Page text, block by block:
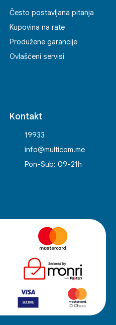
Često postavljana pitanja
Kupovina na rate
Produžene garancije
Ovlašćeni servisi
Kontakt
19933
info@multicom.me
Pon-Sub: 09-21h